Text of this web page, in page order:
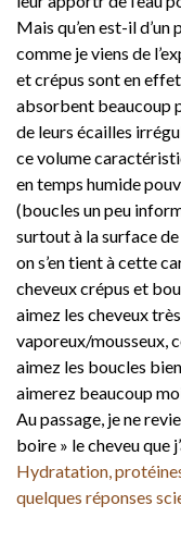
Mais qu’en est-il
comme je viens de
et crépus sont en effet
absorbent beaucoup
de leurs écailles
ce volume
en temps humide
(boucles un peu
surtout à la surface
on s’en tient à cette
cheveux crépus et
aimez les cheveux
vaporeux/mousseux,
aimez les boucles
aimerez beaucoup
Au passage, je ne
boire » le cheveu que
Hydratation,
quelques réponses